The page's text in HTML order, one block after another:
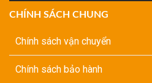
CHÍNH SÁCH CHUNG
Chính sách vận chuyển
Chính sách bảo hành